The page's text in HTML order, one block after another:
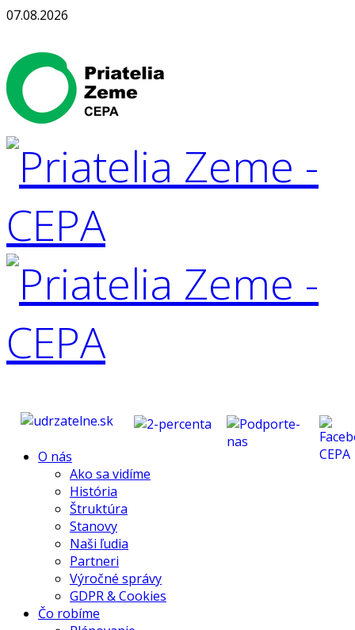
07.08.2026
O nás
Ako sa vidíme
História
Štruktúra
Stanovy
Naši ľudia
Partneri
Výročné správy
GDPR & Cookies
Čo robíme